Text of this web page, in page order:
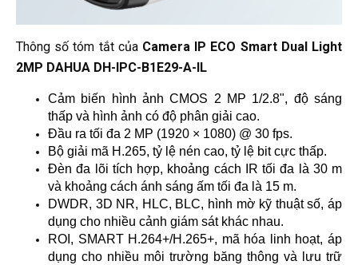
Thông số tóm tắt của Camera IP ECO Smart Dual Light
2MP DAHUA DH-IPC-B1E29-A-IL
Cảm biến hình ảnh CMOS 2 MP 1/2.8", độ sáng
thấp và hình ảnh có độ phân giải cao.
Đầu ra tối đa 2 MP (1920 × 1080) @ 30 fps.
Bộ giải mã H.265, tỷ lệ nén cao, tỷ lệ bit cực thấp.
Đèn đa lõi tích hợp, khoảng cách IR tối đa là 30 m
và khoảng cách ánh sáng ấm tối đa là 15 m.
DWDR, 3D NR, HLC, BLC, hình mờ kỹ thuật số, áp
dụng cho nhiều cảnh giám sát khác nhau.
ROI, SMART H.264+/H.265+, mã hóa linh hoạt, áp
dụng cho nhiều môi trường băng thông và lưu trữ